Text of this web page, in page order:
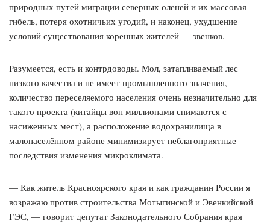
природных путей миграции северных оленей и их массовая
гибель, потеря охотничьих угодий, и наконец, ухудшение
условий существования коренных жителей — эвенков.
Разумеется, есть и контрдоводы. Мол, затапливаемый лес
низкого качества и не имеет промышленного значения,
количество переселяемого населения очень незначительно для
такого проекта (китайцы вон миллионами снимаются с
насиженных мест), а расположение водохранилища в
малонаселённом районе минимизирует неблагоприятные
последствия изменения микроклимата.
— Как житель Красноярского края и как гражданин России я
возражаю против строительства Мотыгинской и Эвенкийской
ГЭС, — говорит депутат Законодательного Собрания края